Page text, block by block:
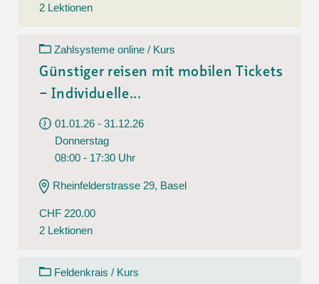
2 Lektionen
Zahlsysteme online / Kurs
Günstiger reisen mit mobilen Tickets
– Individuelle...
01.01.26 - 31.12.26
Donnerstag
08:00 - 17:30 Uhr
Rheinfelderstrasse 29, Basel
CHF 220.00
2 Lektionen
Feldenkrais / Kurs